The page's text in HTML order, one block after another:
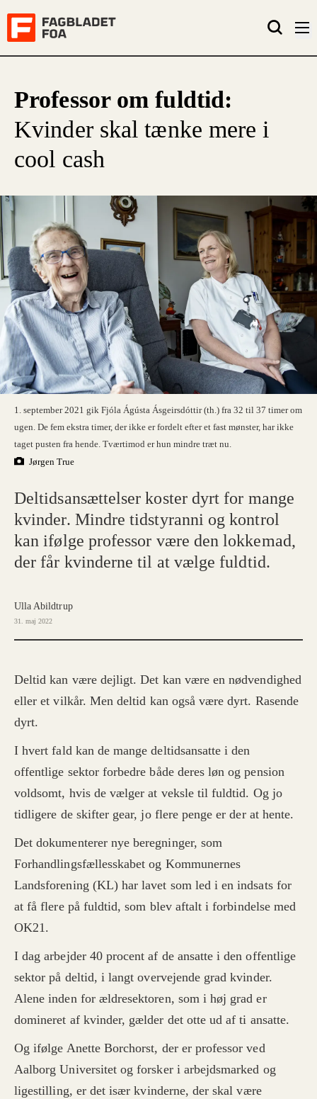
Professor om fuldtid:
Kvinder skal tænke mere i
cool cash
1. september 2021 gik Fjóla Ágústa Ásgeirsdóttir (th.) fra 32 til 37 timer om
ugen. De fem ekstra timer, der ikke er fordelt efter et fast mønster, har ikke
taget pusten fra hende. Tværtimod er hun mindre træt nu.
Jørgen True
Deltidsansættelser koster dyrt for mange
kvinder. Mindre tidstyranni og kontrol
kan ifølge professor være den lokkemad,
der får kvinderne til at vælge fuldtid.
Ulla Abildtrup
31. maj 2022
Deltid kan være dejligt. Det kan være en nødvendighed
eller et vilkår. Men deltid kan også være dyrt. Rasende
dyrt.
I hvert fald kan de mange deltidsansatte i den
offentlige sektor forbedre både deres løn og pension
voldsomt, hvis de vælger at veksle til fuldtid. Og jo
tidligere de skifter gear, jo flere penge er der at hente.
Det dokumenterer nye beregninger, som
Forhandlingsfællesskabet og Kommunernes
Landsforening (KL) har lavet som led i en indsats for
at få flere på fuldtid, som blev aftalt i forbindelse med
OK21.
I dag arbejder 40 procent af de ansatte i den offentlige
sektor på deltid, i langt overvejende grad kvinder.
Alene inden for ældresektoren, som i høj grad er
domineret af kvinder, gælder det otte ud af ti ansatte.
Og ifølge Anette Borchorst, der er professor ved
Aalborg Universitet og forsker i arbejdsmarked og
ligestilling, er det især kvinderne, der skal være